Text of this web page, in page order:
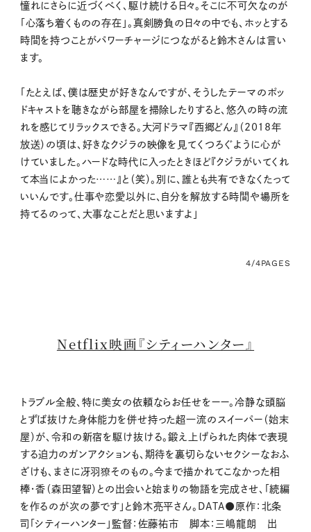
憧れにさらに近づくべく、駆け続ける日々。そこに不可欠なのが
「心落ち着くものの存在」。真剣勝負の日々の中でも、ホッとする
時間を持つことがパワーチャージにつながると鈴木さんは言い
ます。
「たとえば、僕は歴史が好きなんですが、そうしたテーマのポッ
ドキャストを聴きながら部屋を掃除したりすると、悠久の時の流
れを感じてリラックスできる。大河ドラマ『西郷どん』（2018年
放送）の頃は、好きなクジラの映像を見てくつろぐように心が
けていました。ハードな時代に入ったときほど『クジラがいてくれ
て本当によかった……』と（笑）。別に、誰とも共有できなくたって
いいんです。仕事や恋愛以外に、自分を解放する時間や場所を
持てるのって、大事なことだと思いますよ」
4/4PAGES
Netflix映画『シティーハンター』
トラブル全般、特に美女の依頼ならお任せをーー。冷静な頭脳
とずば抜けた身体能力を併せ持った超一流のスイーパー（始末
屋）が、令和の新宿を駆け抜ける。鍛え上げられた肉体で表現
する迫力のガンアクションも、期待を裏切らないセクシーなおふ
ざけも、まさに冴羽獠そのもの。今まで描かれてこなかった相
棒・香（森田望智）との出会いと始まりの物語を完成させ、「続編
を作るのが次の夢です」と鈴木亮平さん。DATA●原作：北条
司「シティーハンター」監督：佐藤祐市 脚本：三嶋龍朗 出